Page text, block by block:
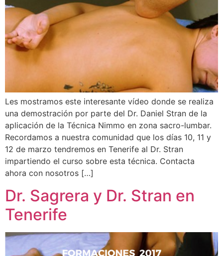
Les mostramos este interesante vídeo donde se realiza
una demostración por parte del Dr. Daniel Stran de la
aplicación de la Técnica Nimmo en zona sacro-lumbar.
Recordamos a nuestra comunidad que los días 10, 11 y
12 de marzo tendremos en Tenerife al Dr. Stran
impartiendo el curso sobre esta técnica. Contacta
ahora con nosotros […]
Dr. Sagrera y Dr. Stran en
Tenerife